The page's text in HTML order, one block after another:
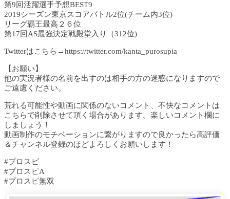
第9回活躍選手予想BEST9
2019シーズン東京スコアバトル2位(チーム内3位)
リーグ覇王最高２６位
第17回AS最強決定戦殿堂入り（312位)
Twitterはこちら→https://twitter.com/kanta_purosupia
【お願い】
他の実況者様の名前を出すのは相手の方の迷惑になりますので
ご遠慮ください。
荒れる可能性や動画に関係のないコメント、不快なコメントは
こちらで削除させて頂く場合があります。楽しいコメント欄に
しましょう！
動画制作のモチベーションに繋がりますので良かったら高評価
＆チャンネル登録のほどよろしくお願いします！
#プロスピ
#プロスピA
#プロスピ無双